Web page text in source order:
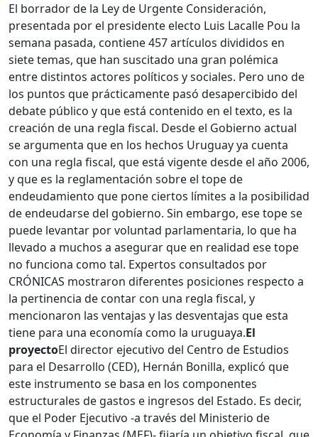
El borrador de la Ley de Urgente Consideración,
presentada por el presidente electo Luis Lacalle Pou la
semana pasada, contiene 457 artículos divididos en
siete temas, que han suscitado una gran polémica
entre distintos actores políticos y sociales. Pero uno de
los puntos que prácticamente pasó desapercibido del
debate público y que está contenido en el texto, es la
creación de una regla fiscal. Desde el Gobierno actual
se argumenta que en los hechos Uruguay ya cuenta
con una regla fiscal, que está vigente desde el año 2006,
y que es la reglamentación sobre el tope de
endeudamiento que pone ciertos límites a la posibilidad
de endeudarse del gobierno. Sin embargo, ese tope se
puede levantar por voluntad parlamentaria, lo que ha
llevado a muchos a asegurar que en realidad ese tope
no funciona como tal. Expertos consultados por
CRÓNICAS mostraron diferentes posiciones respecto a
la pertinencia de contar con una regla fiscal, y
mencionaron las ventajas y las desventajas que esta
tiene para una economía como la uruguaya.El
proyectoEl director ejecutivo del Centro de Estudios
para el Desarrollo (CED), Hernán Bonilla, explicó que
este instrumento se basa en los componentes
estructurales de gastos e ingresos del Estado. Es decir,
que el Poder Ejecutivo -a través del Ministerio de